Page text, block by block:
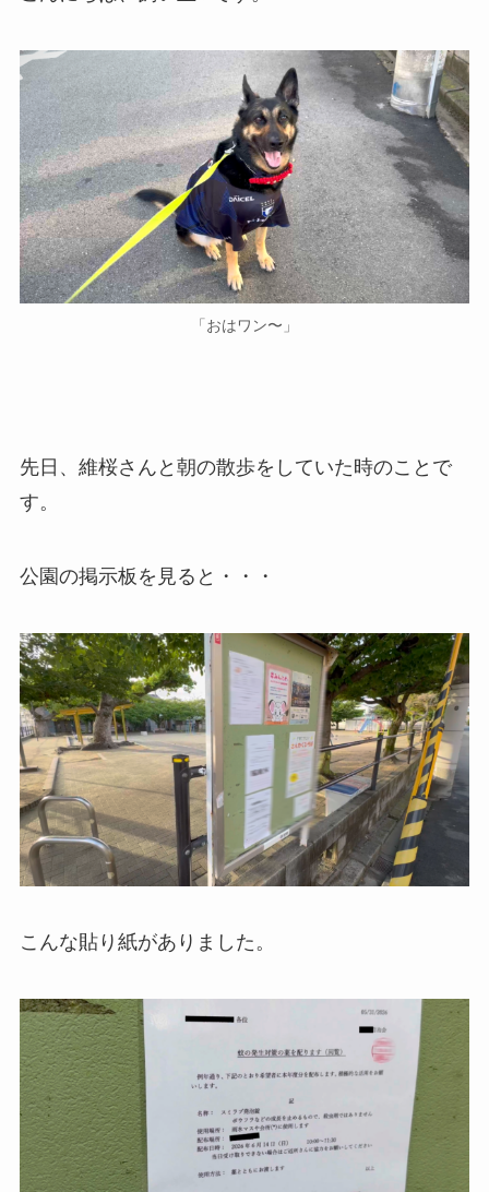
「おはワン〜」
先日、維桜さんと朝の散歩をしていた時のことで
す。
公園の掲示板を見ると・・・
こんな貼り紙がありました。